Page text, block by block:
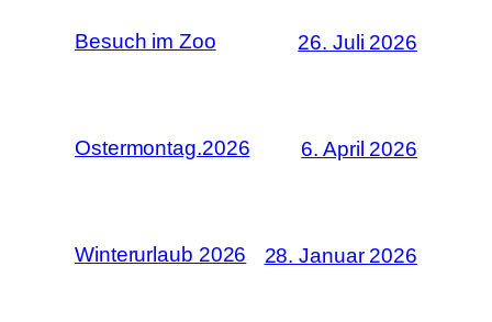
Besuch im Zoo 26. Juli 2026
Ostermontag.2026 6. April 2026
Winterurlaub 2026 28. Januar 2026